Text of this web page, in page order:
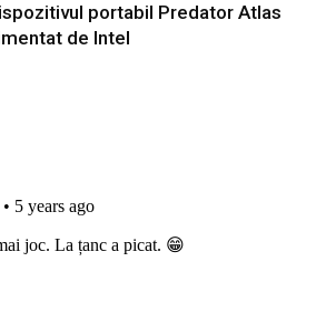
portabil Predator Atlas
de Intel